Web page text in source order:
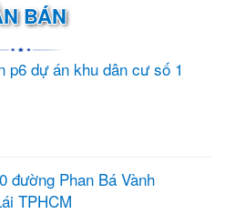
BÁN
p6 dự án khu dân cư số 1
đường Phan Bá Vành
TPHCM